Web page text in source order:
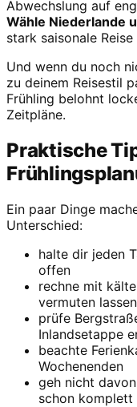
Abwechslung auf
Wähle Niederlande
stark saisonale
Und wenn du noch
zu deinem Reisestil
Frühling belohnt
Zeitpläne.
Praktische
Ein paar Dinge
Unterschied:
halte dir jeden
offen
rechne mit
vermuten lassen
prüfe
Inlandsetappe
beachte
Wochenenden
geh nicht
schon